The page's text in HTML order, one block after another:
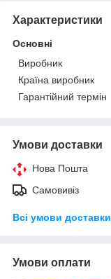
Характеристики
Основні
Виробник
Країна виробник
Гарантійний термін
Умови доставки
Нова Пошта
Самовивіз
Всі умови доставки
Умови оплати